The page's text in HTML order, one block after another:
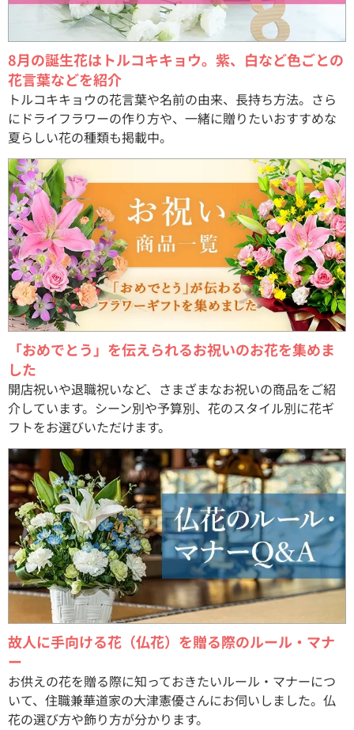
8月の誕生花はトルコキキョウ。紫、白など色ごとの
花言葉などを紹介
トルコキキョウの花言葉や名前の由来、長持ち方法。さら
にドライフラワーの作り方や、一緒に贈りたいおすすめな
夏らしい花の種類も掲載中。
「おめでとう」を伝えられるお祝いのお花を集めま
した
開店祝いや退職祝いなど、さまざまなお祝いの商品をご紹
介しています。シーン別や予算別、花のスタイル別に花ギ
フトをお選びいただけます。
故人に手向ける花（仏花）を贈る際のルール・マナ
ー
お供えの花を贈る際に知っておきたいルール・マナーにつ
いて、住職兼華道家の大津憲優さんにお伺いしました。仏
花の選び方や飾り方が分かります。